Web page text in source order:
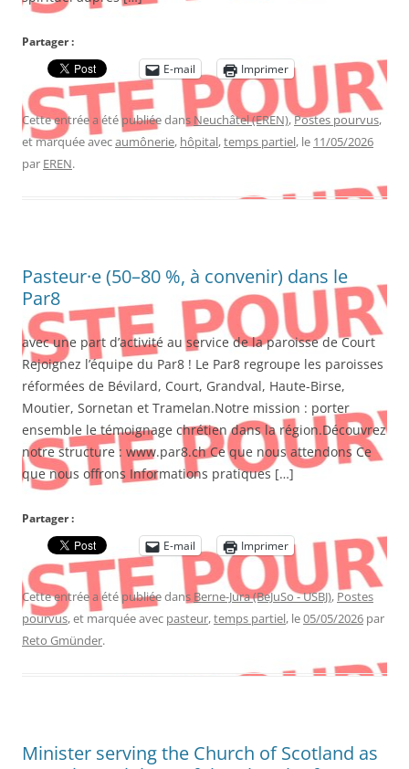
Partager :
E-mail
Imprimer
Cette entrée a été publiée dans Neuchâtel (EREN),Postes pourvus,
et marquée avecaumônerie, hôpital,temps partiel, le 11/05/2026
par EREN.
Pasteur·e (50–80 %, à convenir) dans le
Par8
avec une part d’activité au service de la paroisse de Court
Rejoignez l’équipe du Par8 ! Le Par8 regroupe les paroisses
réformées de Bévilard, Court, Grandval, Haute-Birse,
Moutier, Sornetan et Tramelan.Notre mission : porter
ensemble le témoignage chrétien dans la région.Découvrez
notre structure : www.par8.ch Ce que nous attendons Ce
que nous offrons Informations pratiques […]
Partager :
E-mail
Imprimer
Cette entrée a été publiée dans Berne-Jura (BeJuSo - USBJ), Postes
pourvus, et marquée avec pasteur,temps partiel, le05/05/2026 par
Reto Gmünder.
Minister serving the Church of Scotland as